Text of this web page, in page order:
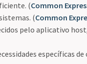
(Common
(Common
pelo aplicativo
específicas de